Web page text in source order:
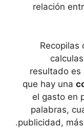
relación
Recopilas​
resultado es
que hay‌ una‍
el gasto ⁤en
palabras,
publicidad,⁤